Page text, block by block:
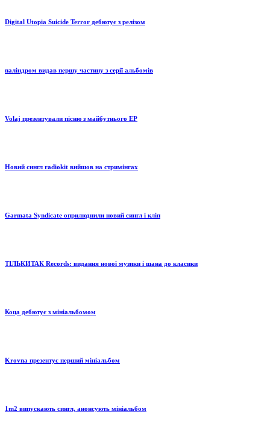
Digital Utopia Suicide Terror дебютує з релізом
паліндром видав першу частину з серії альбомів
Volaj презентували пісню з майбутнього EP
Новий сингл radiokit вийшов на стримінгах
Garmata Syndicate оприлюднили новий сингл і кліп
ТІЛЬКИТАК Records: видання нової музики і шана до класики
Коца дебютує з мініальбомом
Krovna презентує перший мініальбом
1m2 випускають сингл, анонсують мініальбом